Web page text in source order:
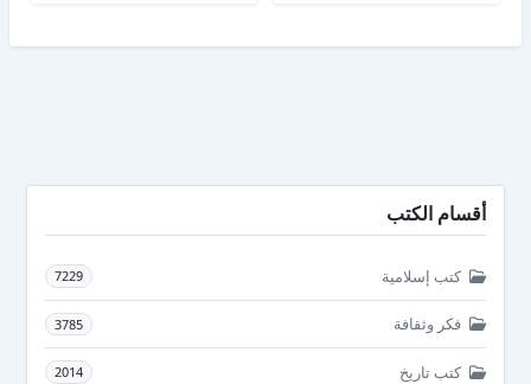
أقسام الكتب
كتب إسلامية 7229
فكر وثقافة 3785
كتب تاريخ 2014